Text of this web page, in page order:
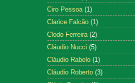
Ciro Pessoa (1)
Clarice Falcão (1)
Clodo Ferreira (2)
Cláudio Nucci (5)
Cláudio Rabelo (1)
Cláudio Roberto (3)